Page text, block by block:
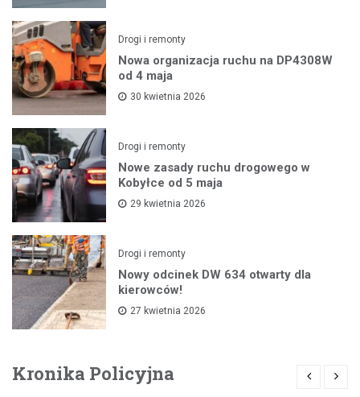
Drogi i remonty
Nowa organizacja ruchu na DP4308W
od 4 maja
30 kwietnia 2026
Drogi i remonty
Nowe zasady ruchu drogowego w
Kobyłce od 5 maja
29 kwietnia 2026
Drogi i remonty
Nowy odcinek DW 634 otwarty dla
kierowców!
27 kwietnia 2026
Kronika Policyjna